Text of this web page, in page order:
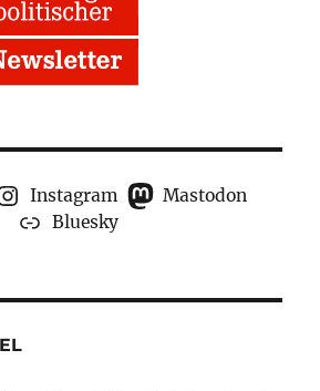
Instagram
Mastodon
Bluesky